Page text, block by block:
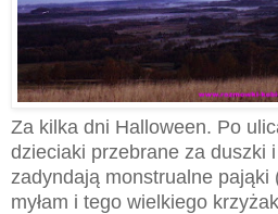
Za kilka dni Halloween. Po
dzieciaki przebrane za duszki
zadyndają monstrualne pająki
myłam i tego wielkiego